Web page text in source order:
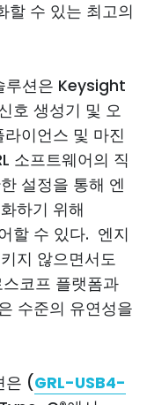
할 수 있는 최고의
루션은 Keysight
호 생성기 및 오
이언스 및 마진
소프트웨어의 직
설정을 통해 엔
하기 위해
할 수 있다. 엔지
지 않으면서도
코프 플랫폼과
수준의 유연성을
은 (GRL-USB4-